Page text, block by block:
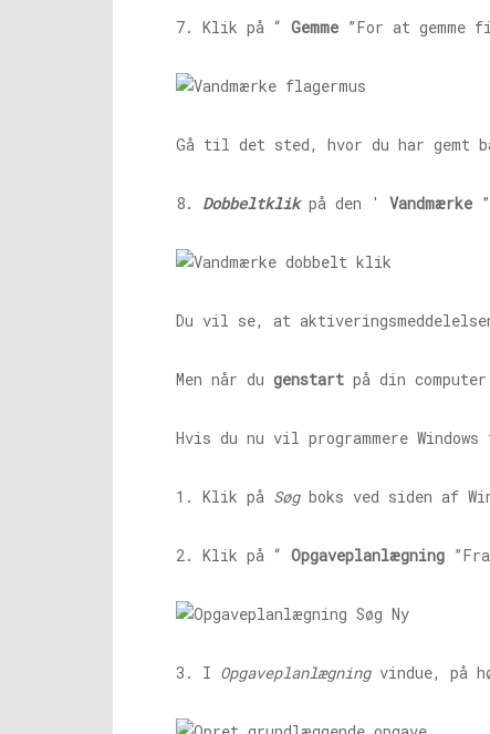
7. Klik på “ Gemme ”For at gemme
Gå til det sted, hvor du har gemt
8. Dobbeltklik på den ' Vandmærke
Du vil se, at
Men når du genstart på din
Hvis du nu vil programmere
1. Klik på Søgboks ved siden af
2. Klik på “ Opgaveplanlægning
3. I Opgaveplanlægningvindue, på